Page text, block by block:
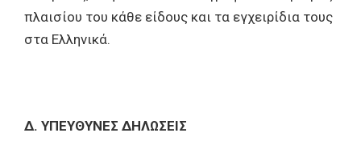
πλαισίου του κάθε είδους και τα εγχειρίδια τους
στα Ελληνικά.
Δ. ΥΠΕΥΘΥΝΕΣ ΔΗΛΩΣΕΙΣ